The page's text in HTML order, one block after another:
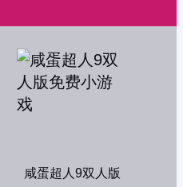
咸蛋超人9双人版